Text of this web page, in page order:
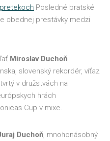
Posledné bratské
obednej prestávky medzi
Miroslav Duchoň
slovenský rekordér, víťaz
v družstvách na
hrách
Cup v mixe.
Duchoň, mnohonásobný